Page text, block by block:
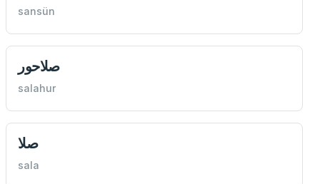
sansün
صلاحور
salahur
صلا
sala